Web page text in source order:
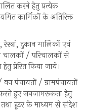
करने हेतु प्रत्येक
कार्मिकों के अतिरिक्त
रेस्त्रां, दुकान मालिकों एवं
चालकों / परिचालकों से
प्रेरित किया जाये।
पंचायतों / ग्रामपंचायतों
हुए जनजागरूकता हेतु
हूटर के माध्यम से संदेश